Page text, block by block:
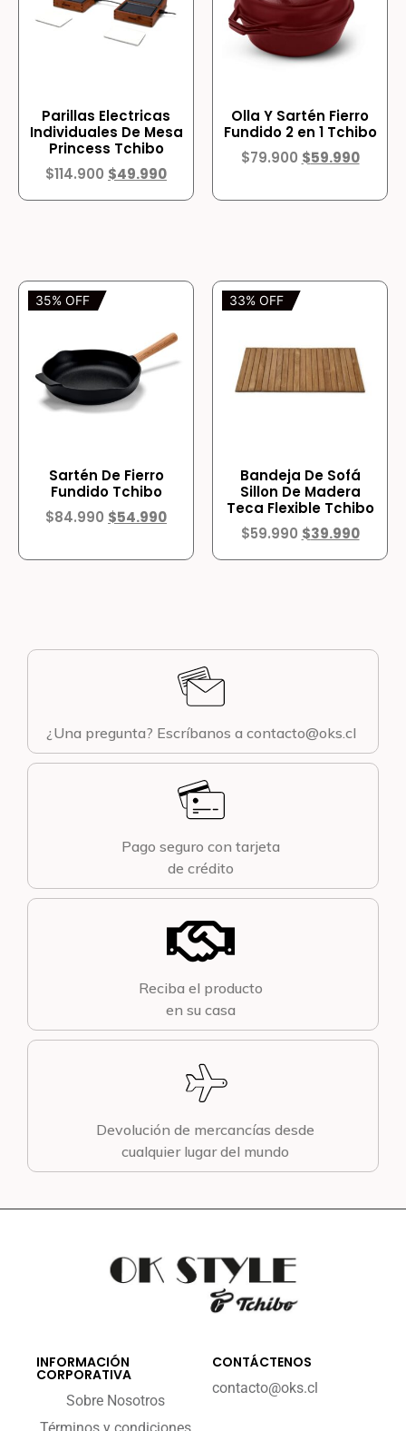
Parillas Electricas
Individuales De Mesa
Princess Tchibo
$114.900 $49.990
Olla Y Sartén Fierro
Fundido 2 en 1 Tchibo
$79.900 $59.990
35% OFF
Sartén De Fierro
Fundido Tchibo
$84.990 $54.990
33% OFF
Bandeja De Sofá
Sillon De Madera
Teca Flexible Tchibo
$59.990 $39.990
¿Una pregunta? Escríbanos a contacto@oks.cl
Pago seguro con tarjeta
de crédito
Reciba el producto
en su casa
Devolución de mercancías desde
cualquier lugar del mundo
INFORMACIÓN
CORPORATIVA
Sobre Nosotros
CONTÁCTENOS
contacto@oks.cl